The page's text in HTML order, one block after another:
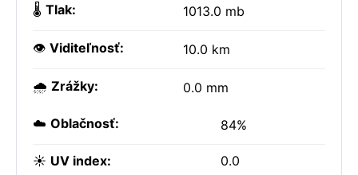
🌡️ Tlak: 1013.0 mb
👁️ Viditeľnosť: 10.0 km
🌧️ Zrážky: 0.0 mm
☁️ Oblačnosť: 84%
☀️ UV index: 0.0